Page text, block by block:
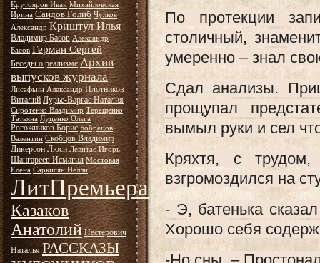
Крутояров Иван Михайловская
Ирина Саидов Голиб Чулков
Александр Криштул Илья
Владимир Басов Александр
Басов Герман Сергей
Беседы о реализме Архив
выпусков журнала
Лисафьин Александр Плотников
Виталий Лурье-Варгас Наталия
Сиротенко Владимир Терещенко
Татьяна Луценко Ольга
Рогожников Борис Бобрецов
Валентин Скобцов Владимир
Дикерсон Люси Левитас Игорь
Шангареев Исмагил Мостовая
Елена Саркисян Нелли
ЛитПремьера
Казаков
Анатолий Нестерович
Наталья РАССКАЗЫ
По протекции
столичный,
умеренно – знал
Сдал анализы.
прощупал
вымыл руки и сел
Кряхтя, с
взгромоздился на
- Э, батенька
Хорошо себя